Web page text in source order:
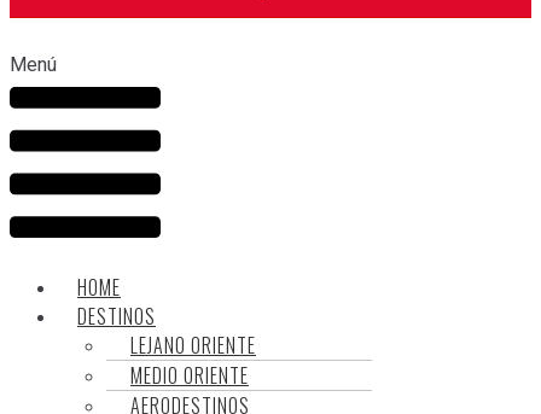
Menú
HOME
DESTINOS
LEJANO ORIENTE
MEDIO ORIENTE
AERODESTINOS